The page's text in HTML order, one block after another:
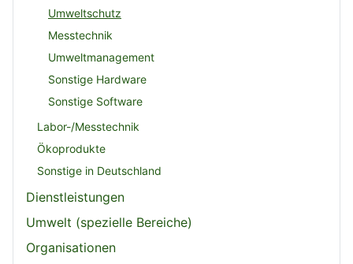
Umweltschutz
Messtechnik
Umweltmanagement
Sonstige Hardware
Sonstige Software
Labor-/Messtechnik
Ökoprodukte
Sonstige in Deutschland
Dienstleistungen
Umwelt (spezielle Bereiche)
Organisationen